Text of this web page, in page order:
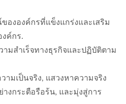
ององค์กรที่แข็งแกร่งและเสริม
ค์กร.
มสำเร็จทางธุรกิจและปฏิบัติตาม
ามเป็นจริง, แสวงหาความจริง
างกระตือรือร้น, และมุ่งสู่การ